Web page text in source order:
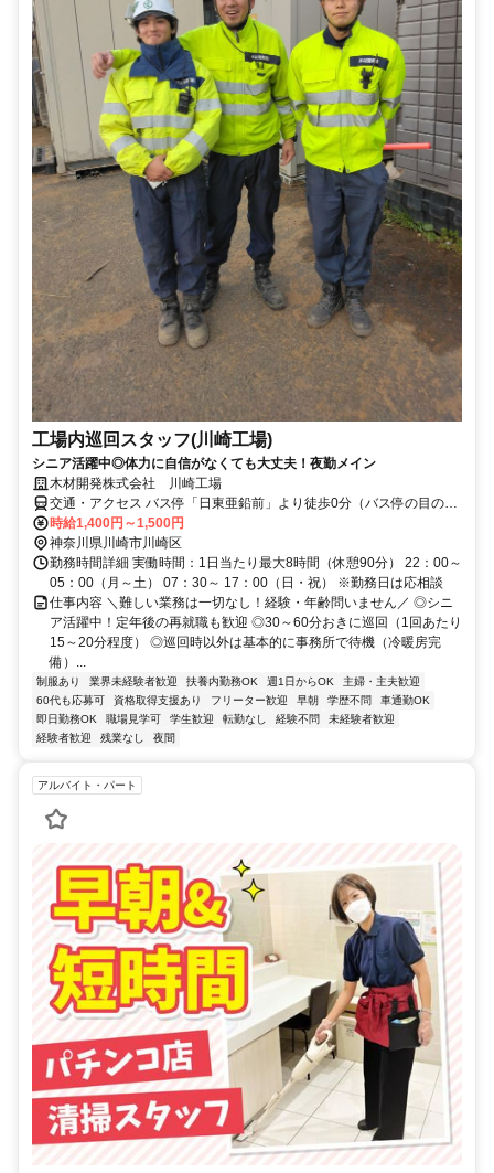
工場内巡回スタッフ(川崎工場)
シニア活躍中◎体力に自信がなくても大丈夫！夜勤メイン
木材開発株式会社 川崎工場
交通・アクセス バス停「日東亜鉛前」より徒歩0分（バス停の目の前
に工場があります） JR鶴見線「浜川崎」駅より車で約9分
時給1,400円～1,500円
神奈川県川崎市川崎区
勤務時間詳細 実働時間：1日当たり最大8時間（休憩90分） 22：00～
05：00（月～土） 07：30～ 17：00（日・祝） ※勤務日は応相談
仕事内容 ＼難しい業務は一切なし！経験・年齢問いません／ ◎シニ
ア活躍中！定年後の再就職も歓迎 ◎30～60分おきに巡回（1回あたり
15～20分程度） ◎巡回時以外は基本的に事務所で待機（冷暖房完
備）...
制服あり 業界未経験者歓迎 扶養内勤務OK 週1日からOK
主婦・主夫歓迎
60代も応募可
資格取得支援あり フリーター歓迎 早朝 学歴不問
車通勤OK
即日勤務OK
職場見学可 学生歓迎 転勤なし 経験不問
未経験者歓迎
経験者歓迎
残業なし 夜間
アルバイト・パート